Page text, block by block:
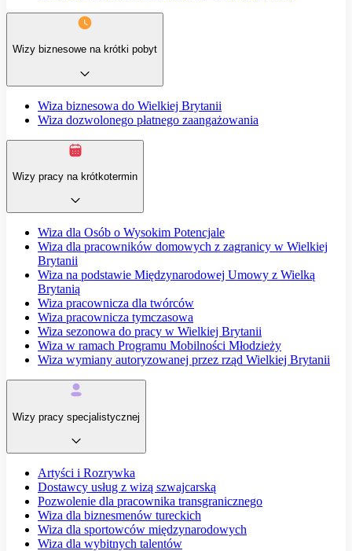
Wizy biznesowe na krótki pobyt
Wiza biznesowa do Wielkiej Brytanii
Wiza dozwolonego płatnego zaangażowania
Wizy pracy na krótkotermin
Wiza dla Osób o Wysokim Potencjale
Wiza dla pracowników domowych z zagranicy w Wielkiej
Brytanii
Wiza na podstawie Międzynarodowej Umowy z Wielką
Brytanią
Wiza pracownicza dla twórców
Wiza pracownicza tymczasowa
Wiza sezonowa do pracy w Wielkiej Brytanii
Wiza w ramach Programu Mobilności Młodzieży
Wiza wymiany autoryzowanej przez rząd Wielkiej Brytanii
Wizy pracy specjalistycznej
Artyści i Rozrywka
Dostawcy usług z wizą szwajcarską
Pozwolenie dla pracownika transgranicznego
Wiza dla biznesmenów tureckich
Wiza dla sportowców międzynarodowych
Wiza dla wybitnych talentów